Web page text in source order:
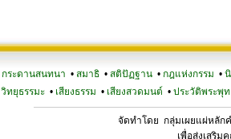
กระดานสนทนา • สมาธิ • สติปัฏฐาน • กฎแห่งกรรม •
วิทยุธรรมะ• เสียงธรรม • เสียงสวดมนต์ • ประวัติพระพุท
จัดทำโดย กลุ่มเผยแผ่หลัก
เพื่อส่งเสริม